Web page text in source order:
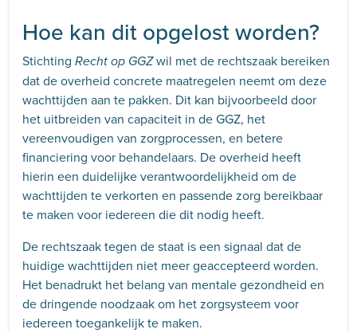
Hoe kan dit opgelost worden?
Stichting Recht op GGZwil met de rechtszaak bereiken
dat de overheid concrete maatregelen neemt om deze
wachttijden aan te pakken. Dit kan bijvoorbeeld door
het uitbreiden van capaciteit in de GGZ, het
vereenvoudigen van zorgprocessen, en betere
financiering voor behandelaars. De overheid heeft
hierin een duidelijke verantwoordelijkheid om de
wachttijden te verkorten en passende zorg bereikbaar
te maken voor iedereen die dit nodig heeft.
De rechtszaak tegen de staat is een signaal dat de
huidige wachttijden niet meer geaccepteerd worden.
Het benadrukt het belang van mentale gezondheid en
de dringende noodzaak om het zorgsysteem voor
iedereen toegankelijk te maken.